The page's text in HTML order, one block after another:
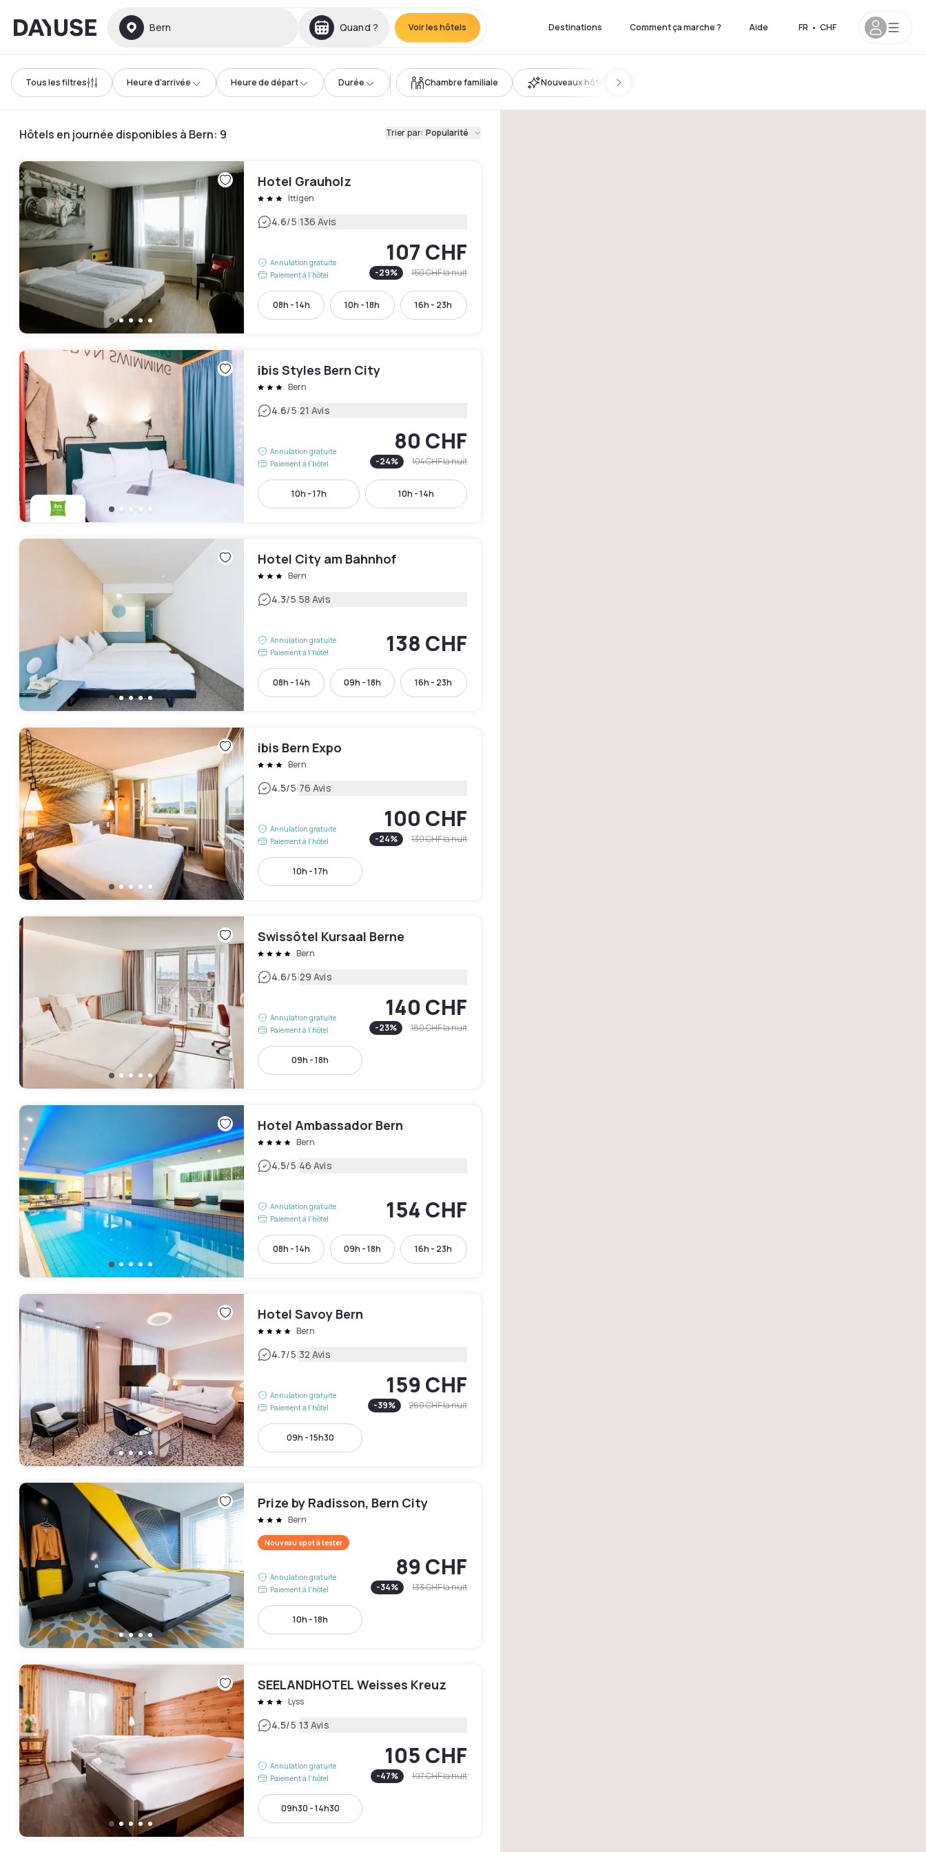
Dayuse Bern Quand ? Voir les hôtels Destinations Comment ça marche ? Aide FR • CHF
Tous les filtres Heure d'arrivée Heure de départ Durée Chambre familiale Nouveaux hôtels
Hôtels en journée disponibles à Bern: 9 Trier par: Popularité
Hotel Grauholz
Ittigen
4.6/5|136 Avis
Annulation gratuite
Paiement à l'hôtel
107 CHF
-29% 150 CHFla nuit
08h - 14h 10h - 18h 16h - 23h
ibis Styles Bern City
Bern
4.6/5|21 Avis
Annulation gratuite
Paiement à l'hôtel
80 CHF
-24% 104 CHFla nuit
10h - 17h 10h - 14h
Hotel City am Bahnhof
Bern
4.3/5|58 Avis
Annulation gratuite
Paiement à l'hôtel
138 CHF
08h - 14h 09h - 18h 16h - 23h
ibis Bern Expo
Bern
4.5/5|76 Avis
Annulation gratuite
Paiement à l'hôtel
100 CHF
-24% 130 CHFla nuit
10h - 17h
Swissôtel Kursaal Berne
Bern
4.6/5|29 Avis
Annulation gratuite
Paiement à l'hôtel
140 CHF
-23% 180 CHFla nuit
09h - 18h
Hotel Ambassador Bern
Bern
4.5/5|46 Avis
Annulation gratuite
Paiement à l'hôtel
154 CHF
08h - 14h 09h - 18h 16h - 23h
Hotel Savoy Bern
Bern
4.7/5|32 Avis
Annulation gratuite
Paiement à l'hôtel
159 CHF
-39% 260 CHFla nuit
09h - 15h30
Prize by Radisson, Bern City
Bern
Nouveau spot à tester
Annulation gratuite
Paiement à l'hôtel
89 CHF
-34% 133 CHFla nuit
10h - 18h
SEELANDHOTEL Weisses Kreuz
Lyss
4.5/5|13 Avis
Annulation gratuite
Paiement à l'hôtel
105 CHF
-47% 197 CHFla nuit
09h30 - 14h30